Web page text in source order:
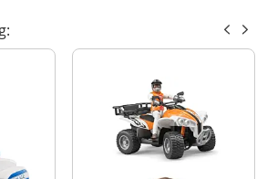
og avtagbar hjelm og hansker